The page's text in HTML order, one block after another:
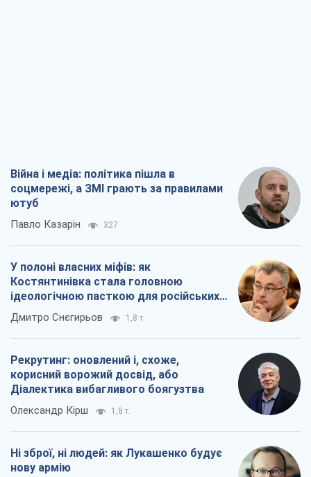
Війна і медіа: політика пішла в
соцмережі, а ЗМІ грають за правилами
ютуб
Павло Казарін 327
У полоні власних міфів: як
Костянтинівка стала головною
ідеологічною пасткою для російських
окупантів
Дмитро Снєгирьов 1,8 т.
Рекрутинг: оновлений і, схоже,
корисний ворожий досвід, або
Діалектика вибагливого боягузтва
Олександр Кірш 1,8 т.
Ні зброї, ні людей: як Лукашенко будує
нову армію